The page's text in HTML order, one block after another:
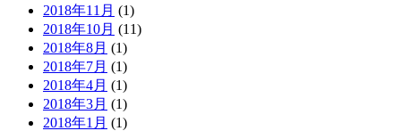
2018年11月 (1)
2018年10月 (11)
2018年8月 (1)
2018年7月 (1)
2018年4月 (1)
2018年3月 (1)
2018年1月 (1)